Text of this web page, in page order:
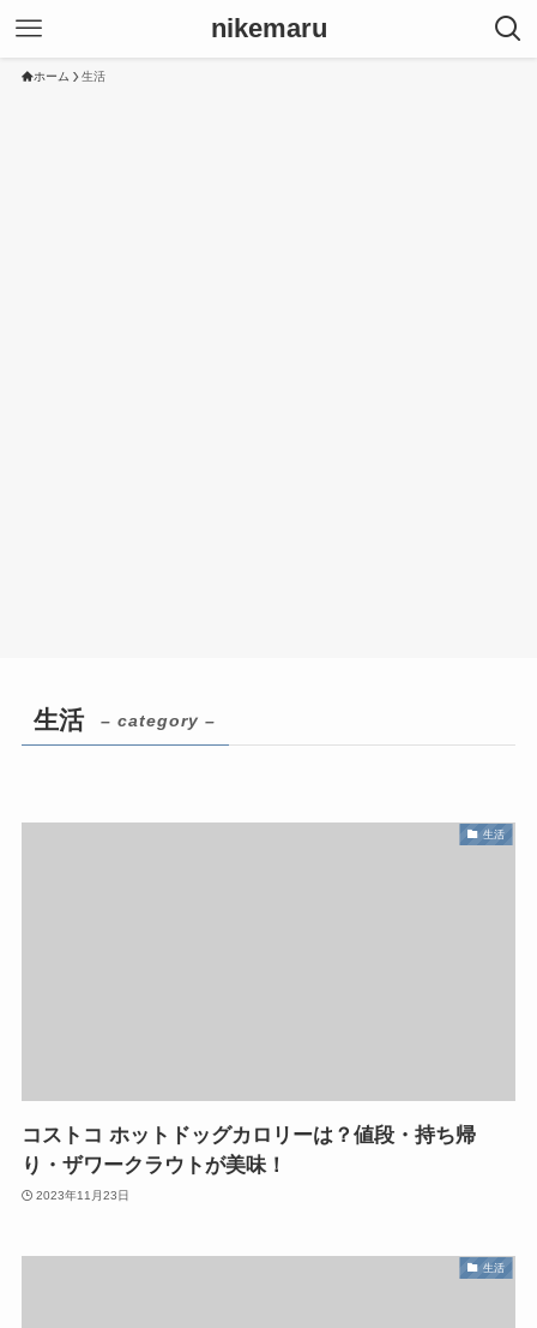
nikemaru
ホーム 生活
生活 – category –
生活
コストコ ホットドッグカロリーは？値段・持ち帰
り・ザワークラウトが美味！
2023年11月23日
生活